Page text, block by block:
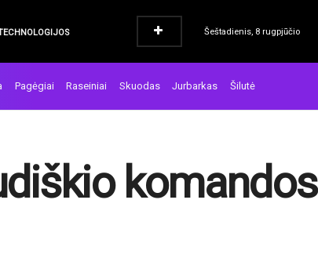
Šeštadienis, 8 rugpjūčio
Pagėgiai Raseiniai Skuodas Jurbarkas Šilutė
komandos